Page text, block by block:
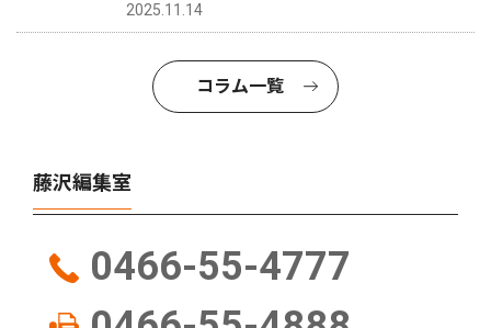
2025.11.14
コラム一覧
藤沢編集室
0466-55-4777